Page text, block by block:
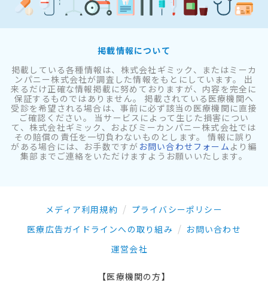
掲載情報について
掲載している各種情報は、株式会社ギミック、またはミーカ
ンパニー株式会社が調査した情報をもとにしています。 出
来るだけ正確な情報掲載に努めておりますが、内容を完全に
保証するものではありません。 掲載されている医療機関へ
受診を希望される場合は、事前に必ず該当の医療機関に直接
ご確認ください。 当サービスによって生じた損害につい
て、株式会社ギミック、およびミーカンパニー株式会社では
その賠償の責任を一切負わないものとします。 情報に誤り
がある場合には、お手数ですが お問い合わせフォーム より編
集部までご連絡をいただけますようお願いいたします。
メディア利用規約
プライバシーポリシー
医療広告ガイドラインへの取り組み
お問い合わせ
運営会社
【医療機関の方】